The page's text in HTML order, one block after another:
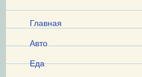
Главная
Авто
Еда